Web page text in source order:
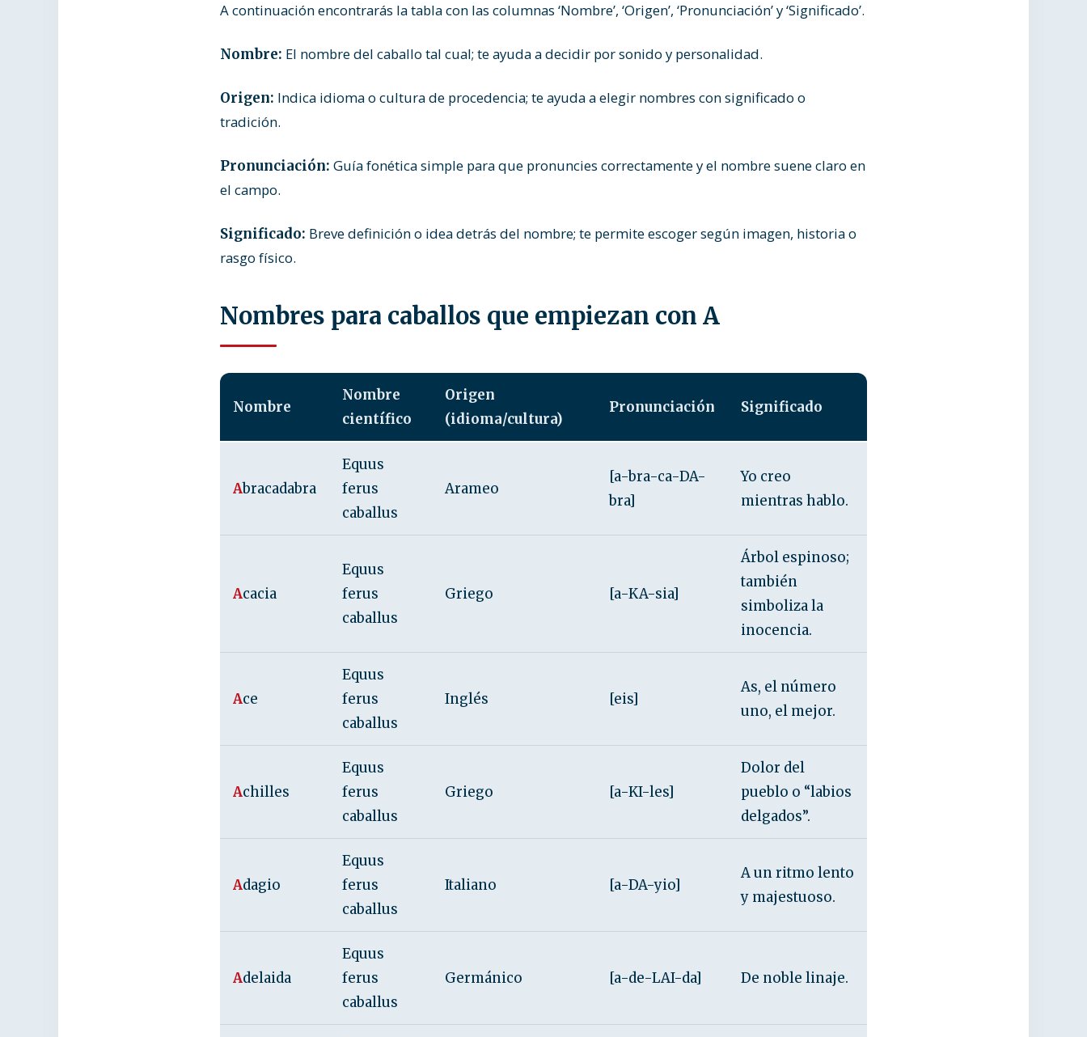
A continuación encontrarás la tabla con las columnas ‘Nombre’, ‘Origen’, ‘Pronunciación’ y ‘Significado’.
Nombre: El nombre del caballo tal cual; te ayuda a decidir por sonido y personalidad.
Origen: Indica idioma o cultura de procedencia; te ayuda a elegir nombres con significado o
tradición.
Pronunciación: Guía fonética simple para que pronuncies correctamente y el nombre suene claro en
el campo.
Significado: Breve definición o idea detrás del nombre; te permite escoger según imagen, historia o
rasgo físico.
Nombres para caballos que empiezan con A
Nombre
Nombre
científico
Origen
(idioma/cultura)
Pronunciación Significado
Abracadabra
Equus
ferus
caballus
Arameo
[a-bra-ca-DA-
bra]
Yo creo
mientras hablo.
Acacia
Equus
ferus
caballus
Griego [a-KA-sia]
Árbol espinoso;
también
simboliza la
inocencia.
Ace
Equus
ferus
caballus
Inglés [eis]
As, el número
uno, el mejor.
Achilles
Equus
ferus
caballus
Griego [a-KI-les]
Dolor del
pueblo o “labios
delgados”.
Adagio
Equus
ferus
caballus
Italiano [a-DA-yio]
A un ritmo lento
y majestuoso.
Adelaida
Equus
ferus
caballus
Germánico [a-de-LAI-da] De noble linaje.